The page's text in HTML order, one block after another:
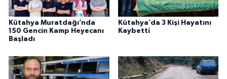
Kütahya Muratdağı’nda
150 Gencin Kamp Heyecanı
Başladı
Kütahya’da 3 Kişi Hayatını
Kaybetti